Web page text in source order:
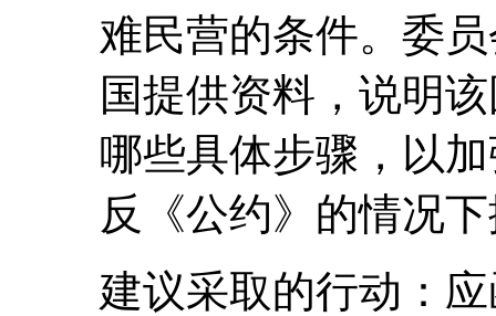
难民营的条件。委
国提供资料，说明
哪些具体步骤，以
反《公约》的情况
建议采取的行动：